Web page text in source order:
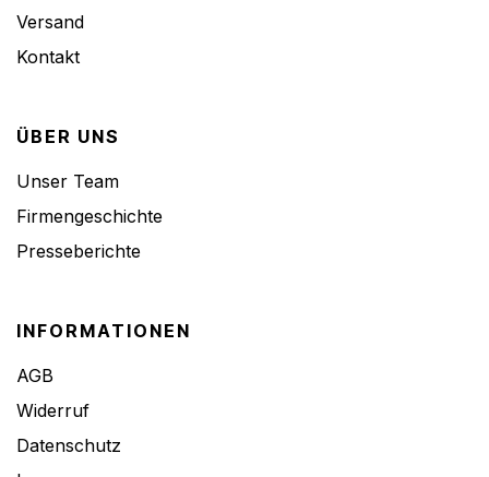
Versand
Kontakt
ÜBER UNS
Unser Team
Firmengeschichte
Presseberichte
INFORMATIONEN
AGB
Widerruf
Datenschutz